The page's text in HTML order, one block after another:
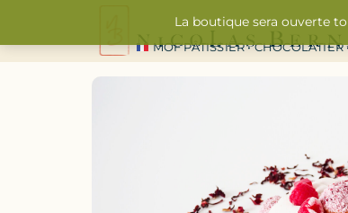
MOF PÂTISSIER • CHOCOLATIER
La boutique sera ouverte